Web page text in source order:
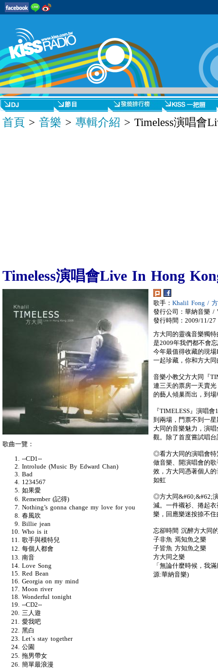
首頁 > 音樂 > 專輯介紹 > Timeless演唱會
Timeless演唱會Live In Hong
歌手： Khalil Fong /
發行公司：華納音樂 /
發行時間：2009/11/27
方大同的靈魂音樂獨
是2009年我們都不會
今年最值得收藏的現
一起珍藏，你和方大
音樂小教父方大同『
連三天的票房一天賣
的藝人傾巢而出，到
『TIMELESS』演唱
到兩場，門票不到一
大同的音樂魅力，演
觀。除了首度嘗試唱
◎看方大同的演唱會特
做音樂、開演唱會的
效，方大同憑著個人
如虹
◎方大同&#60;&#62;
減。一件襯衫、捲起
樂，回應樂迷按捺不
忘卻時間 沉醉方大同
子非魚 焉知魚之樂
子皆魚 方知魚之樂
方大同之樂
「無論什麼時候，我
源:華納音樂)
歌曲一覽：
--CD1--
Introlude (Music By Edward Chan)
Bad
1234567
如果愛
Remember (記得)
Nothing’s gonna change my love for you
春風吹
Billie jean
Who is it
歌手與模特兒
每個人都會
南音
Love Song
Red Bean
Georgia on my mind
Moon river
Wonderful tonight
--CD2--
三人遊
愛我吧
黑白
Let`s stay together
公園
拖男帶女
簡單最浪漫